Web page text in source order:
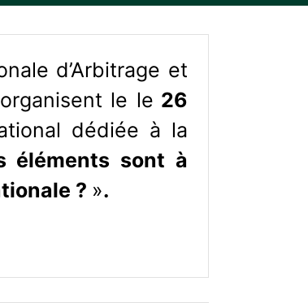
d’Arbitrage et
le le 26
dédiée à la
éléments sont à
? ».